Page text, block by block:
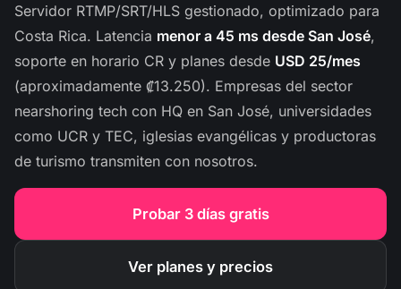
Servidor RTMP/SRT/HLS gestionado, optimizado para
Costa Rica. Latencia menor a 45 ms desde San José,
soporte en horario CR y planes desde USD 25/mes
(aproximadamente ₡13.250). Empresas del sector
nearshoring tech con HQ en San José, universidades
como UCR y TEC, iglesias evangélicas y productoras
de turismo transmiten con nosotros.
Probar 3 días gratis
Ver planes y precios